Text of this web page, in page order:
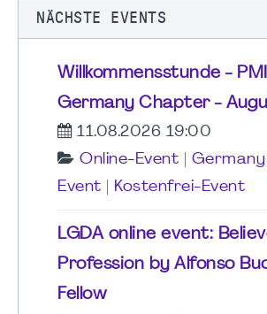
NÄCHSTE EVENTS
Willkommensstunde - PMI
Germany Chapter -
11.08.2026 19:00
Online-Event
Event
Kostenfrei-Event
LGDA online event:
Profession by Alfonso
Fellow